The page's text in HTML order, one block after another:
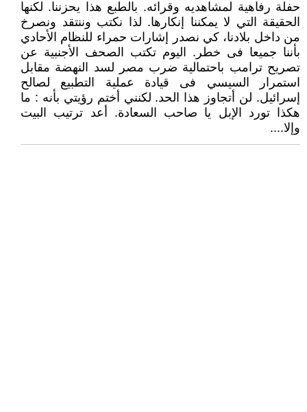
حفلة رفاهية لمشاهديه وقرائه. بالطبع هذا يحزننا. لكنها
الحقيقة التي لا يمكننا إنكارها. لذا نكتب وننتقد ونصرخ
من داخل بلادنا، كي نصدر إشارات حمراء للنظام الأحادي
بأننا جميعا فى خطر. اليوم تكتب الصحف الأجنبية عن
تصريح ترامب باحتمالية ضرب مصر لسد النهضة مقابل
استمرار السيسي فى قيادة عملية التطبيع لصالح
إسرائيل. لن أتجاوز هذا الحد. لكنني أختم رؤيتي بأنه : ما
هكذا تورد الإبل يا صاحب السعادة. أعد ترتيب البيت
وإلا....